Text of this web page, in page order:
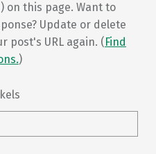
on this page. Want to
Update or delete
post's URL again. (Find
)